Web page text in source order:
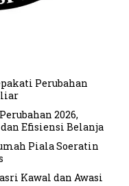
Perubahan
2026,
Efisiensi Belanja
Piala Soeratin
Kawal dan Awasi